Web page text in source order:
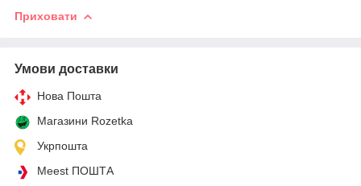
Приховати
Умови доставки
Нова Пошта
Магазини Rozetka
Укрпошта
Meest ПОШТА